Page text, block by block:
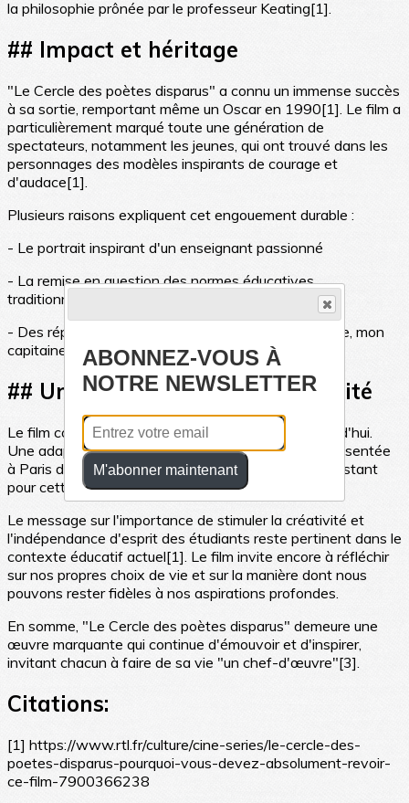
la philosophie prônée par le professeur Keating[1].
## Impact et héritage
"Le Cercle des poètes disparus" a connu un immense succès
à sa sortie, remportant même un Oscar en 1990[1]. Le film a
particulièrement marqué toute une génération de
spectateurs, notamment les jeunes, qui ont trouvé dans les
personnages des modèles inspirants de courage et
d'audace[1].
Plusieurs raisons expliquent cet engouement durable :
- Le portrait inspirant d'un enseignant passionné
- La remise en question des normes éducatives
traditionnelles
- Des répliques devenues cultes comme "Ô capitaine, mon
capitaine!"[1]
## Une œuvre toujours d'actualité
Le film continue de résonner auprès du public aujourd'hui.
Une adaptation théâtrale française est d'ailleurs présentée
à Paris depuis janvier 2024, preuve de l'intérêt persistant
pour cette histoire[1].
Le message sur l'importance de stimuler la créativité et
l'indépendance d'esprit des étudiants reste pertinent dans le
contexte éducatif actuel[1]. Le film invite encore à réfléchir
sur nos propres choix de vie et sur la manière dont nous
pouvons rester fidèles à nos aspirations profondes.
En somme, "Le Cercle des poètes disparus" demeure une
œuvre marquante qui continue d'émouvoir et d'inspirer,
invitant chacun à faire de sa vie "un chef-d'œuvre"[3].
Citations:
[1] https://www.rtl.fr/culture/cine-series/le-cercle-des-
poetes-disparus-pourquoi-vous-devez-absolument-revoir-
ce-film-7900366238
ABONNEZ-VOUS À
NOTRE NEWSLETTER
M'abonner maintenant